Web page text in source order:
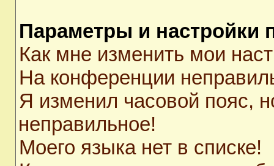
Параметры и настройки
Как мне изменить мои
На конференции
Я изменил часовой пояс,
неправильное!
Моего языка нет в списке!